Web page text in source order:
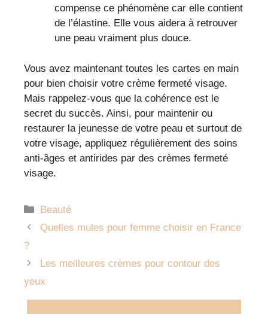
compense ce phénomène car elle contient
de l’élastine. Elle vous aidera à retrouver
une peau vraiment plus douce.
Vous avez maintenant toutes les cartes en main
pour bien choisir votre crème fermeté visage.
Mais rappelez-vous que la cohérence est le
secret du succès. Ainsi, pour maintenir ou
restaurer la jeunesse de votre peau et surtout de
votre visage, appliquez régulièrement des soins
anti-âges et antirides par des crèmes fermeté
visage.
Catégories
Beauté
Quelles mules pour femme choisir en France
?
Les meilleures crèmes pour contour des
yeux